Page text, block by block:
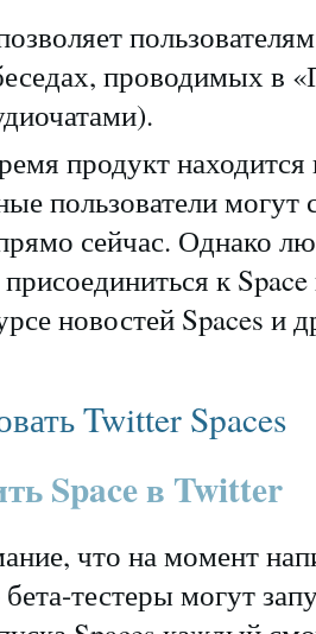
проводимых в
продукт находится
пользователи могут
сейчас. Однако
к
новостей Spaces и
Twitter Spaces
Space в Twitter
что на момент
тестеры могут